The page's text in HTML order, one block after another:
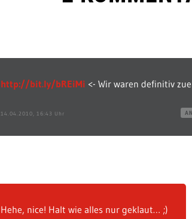
http://bit.ly/bREiMi <- Wir waren definitiv
14.04.2010, 16:43 Uhr
Hehe, nice! Halt wie alles nur geklaut… ;)